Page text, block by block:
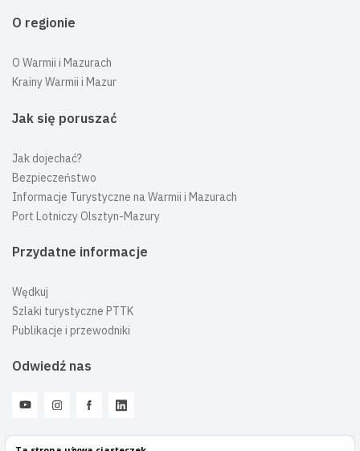
O regionie
O Warmii i Mazurach
Krainy Warmii i Mazur
Jak się poruszać
Jak dojechać?
Bezpieczeństwo
Informacje Turystyczne na Warmii i Mazurach
Port Lotniczy Olsztyn-Mazury
Przydatne informacje
Wędkuj
Szlaki turystyczne PTTK
Publikacje i przewodniki
Odwiedź nas